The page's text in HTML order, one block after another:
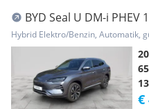
BYD Seal U DM-i PHEV
Österreich ...
Hybrid Elektro/Benzin, Automatik,
€